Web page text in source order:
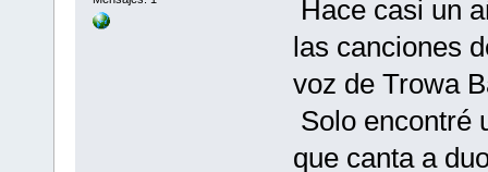
Hace casi un
las canciones
voz de Trowa
Solo encontré
que canta a